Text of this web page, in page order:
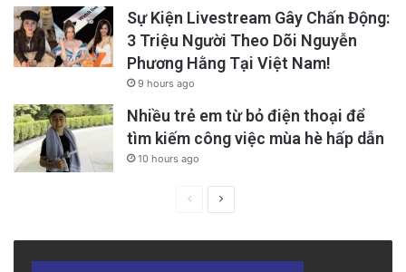
Sự Kiện Livestream Gây Chấn Động:
3 Triệu Người Theo Dõi Nguyễn
Phương Hằng Tại Việt Nam!
9 hours ago
Nhiều trẻ em từ bỏ điện thoại để
tìm kiếm công việc mùa hè hấp dẫn
10 hours ago
PreviousNext